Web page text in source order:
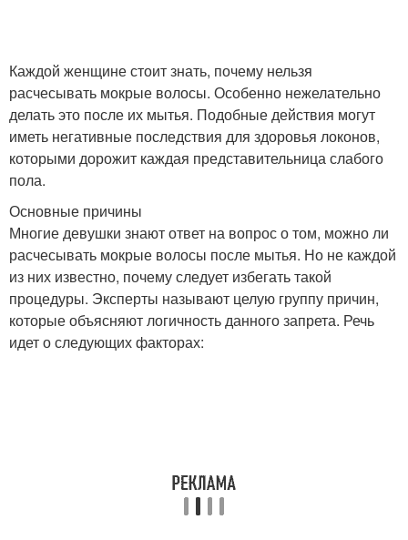
Каждой женщине стоит знать, почему нельзя
расчесывать мокрые волосы. Особенно нежелательно
делать это после их мытья. Подобные действия могут
иметь негативные последствия для здоровья локонов,
которыми дорожит каждая представительница слабого
пола.
Основные причины
Многие девушки знают ответ на вопрос о том, можно ли
расчесывать мокрые волосы после мытья. Но не каждой
из них известно, почему следует избегать такой
процедуры. Эксперты называют целую группу причин,
которые объясняют логичность данного запрета. Речь
идет о следующих факторах: